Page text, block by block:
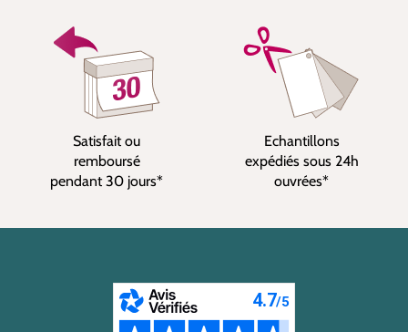
Satisfait ou
remboursé
pendant 30 jours*
Echantillons
expédiés sous 24h
ouvrées*